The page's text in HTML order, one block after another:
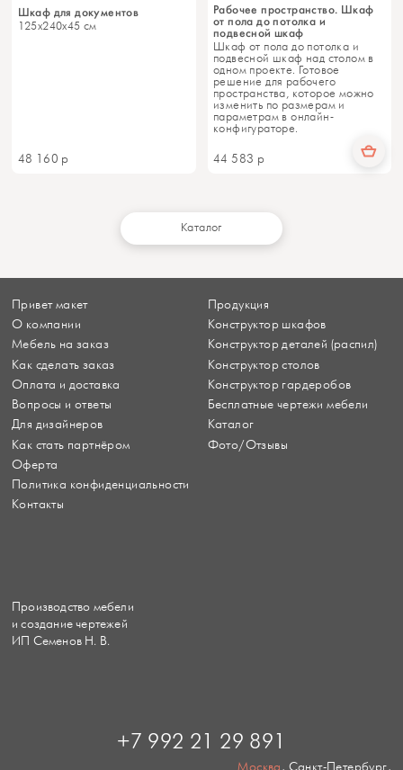
Шкаф для документов
125x240x45 см
48 160 р
Рабочее пространство. Шкаф
от пола до потолка и
подвесной шкаф
Шкаф от пола до потолка и
подвесной шкаф над столом в
одном проекте. Готовое
решение для рабочего
пространства, которое можно
изменить по размерам и
параметрам в онлайн-
конфигураторе.
44 583 р
Каталог
Привет макет
О компании
Мебель на заказ
Как сделать заказ
Оплата и доставка
Вопросы и ответы
Для дизайнеров
Как стать партнёром
Оферта
Политика конфиденциальности
Контакты
Продукция
Конструктор шкафов
Конструктор деталей (распил)
Конструктор столов
Конструктор гардеробов
Бесплатные чертежи мебели
Каталог
Фото/Отзывы
Производство мебели
и создание чертежей
ИП Семенов Н. В.
+7 992 21 29 891
Москва, Санкт-Петербург,